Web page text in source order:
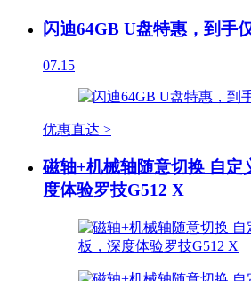
闪迪64GB U盘特惠，到手
07.15
优惠直达 >
磁轴+机械轴随意切换 自定
度体验罗技G512 X